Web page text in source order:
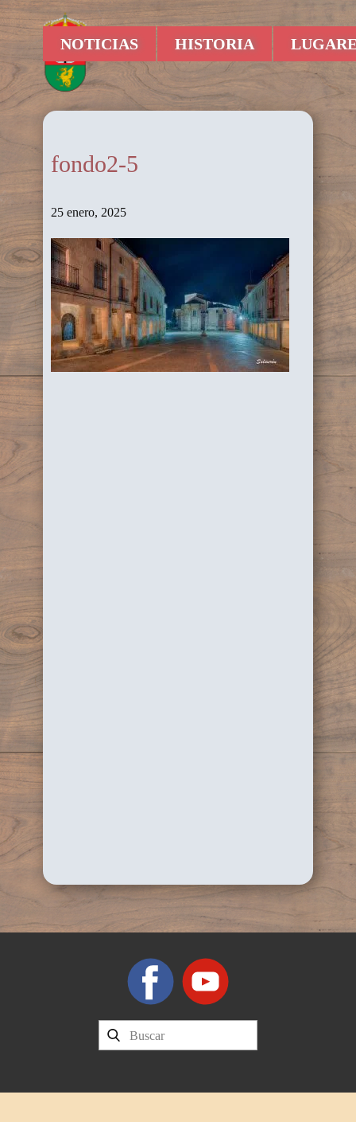
NOTICIAS HISTORIA
fondo2-5
25 enero, 2025